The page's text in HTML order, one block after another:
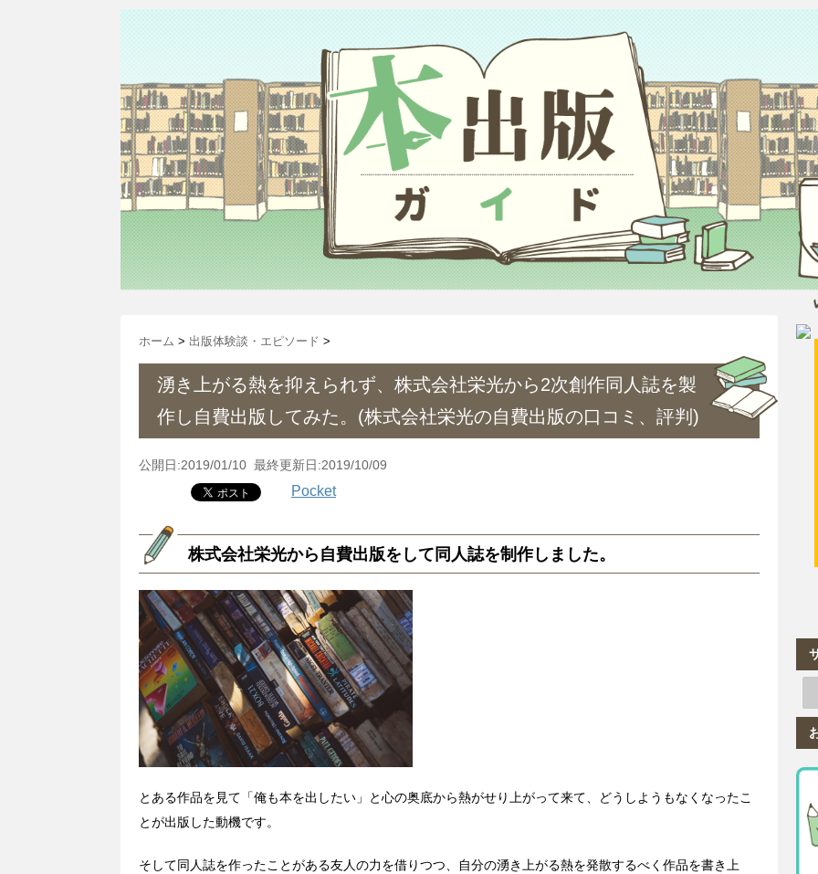
ホーム > 出版体験談・エピソード >
湧き上がる熱を抑えられず、株式会社栄光から2次創作同人誌を製
作し自費出版してみた。(株式会社栄光の自費出版の口コミ、評判)
公開日:2019/01/10 最終更新日:2019/10/09
Pocket
株式会社栄光から自費出版をして同人誌を制作しました。
とある作品を見て「俺も本を出したい」と心の奥底から熱がせり上がって来て、どうしようもなくなったこ
とが出版した動機です。
そして同人誌を作ったことがある友人の力を借りつつ、自分の湧き上がる熱を発散するべく作品を書き上